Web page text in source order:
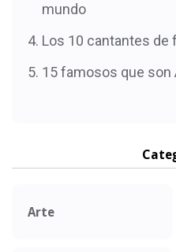
mundo
Los 10 cantantes
15 famosos que son
Arte